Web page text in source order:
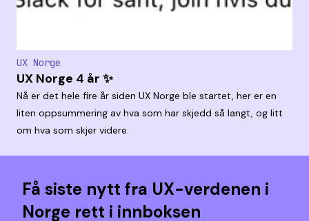
UX Norge
UX Norge 4 år ✨
Nå er det hele fire år siden UX Norge ble startet, her er en
liten oppsummering av hva som har skjedd så langt, og litt
om hva som skjer videre.
Få siste nytt fra UX-verdenen i
Norge rett i innboksen